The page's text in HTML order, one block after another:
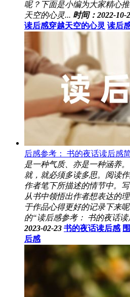
呢？下面是小编为大家精心
天空的心灵... 时间：2022-10-
读后感穿越天空的心灵 读后
后感参考： 书的夜话读后感
是一种气质、亦是一种涵养
就，就必须多读多思。阅读
作者笔下所描述的情节中。
从书中领悟出作者想表达的
于作品心得更好的记录下来
的“读后感参考： 书的夜话
2023-02-23 书的夜话读后感
后感